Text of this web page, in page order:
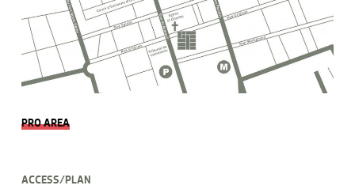
PRO AREA
ACCESS/PLAN